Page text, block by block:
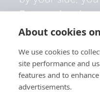
About cookies
We use cookies to
site performance and
features and to
advertisements.